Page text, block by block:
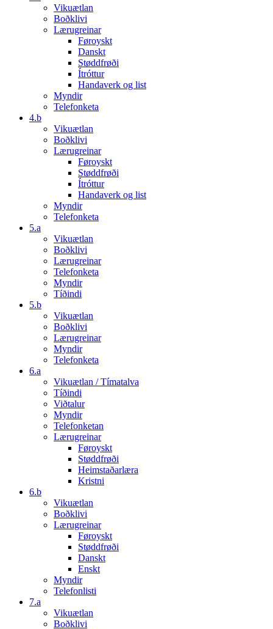
Vikuætlan
Boðklivi
Lærugreinar
Føroyskt
Danskt
Støddfrøði
Ítróttur
Handaverk og list
Myndir
Telefonketa
4.b
Vikuætlan
Boðklivi
Lærugreinar
Føroyskt
Støddfrøði
Ítróttur
Handaverk og list
Myndir
Telefonketa
5.a
Vikuætlan
Boðklivi
Lærugreinar
Telefonketa
Myndir
Tíðindi
5.b
Vikuætlan
Boðklivi
Lærugreinar
Myndir
Telefonketa
6.a
Vikuætlan / Tímatalva
Tíðindi
Viðtalur
Myndir
Telefonketan
Lærugreinar
Føroyskt
Støddfrøði
Heimstaðarlæra
Kristni
6.b
Vikuætlan
Boðklivi
Lærugreinar
Føroyskt
Støddfrøði
Danskt
Enskt
Myndir
Telefonlisti
7.a
Vikuætlan
Boðklivi